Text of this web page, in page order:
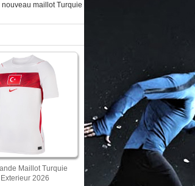
maillot Turquie
Maillot Turquie
Exterieur 2026